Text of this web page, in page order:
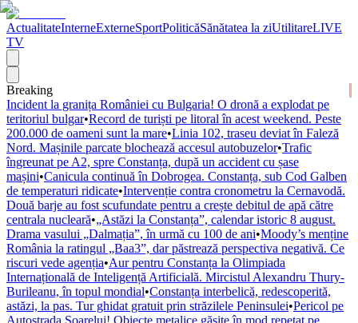
ActualitateInterneExterneSportPoliticăSănătatea la ziUtilitareLIVE
TV
Breaking
Incident la granița României cu Bulgaria! O dronă a explodat pe
teritoriul bulgar•Record de turiști pe litoral în acest weekend. Peste
200.000 de oameni sunt la mare•Linia 102, traseu deviat în Faleză
Nord. Mașinile parcate blochează accesul autobuzelor•Trafic
îngreunat pe A2, spre Constanța, după un accident cu șase
mașini•Canicula continuă în Dobrogea. Constanța, sub Cod Galben
de temperaturi ridicate•Intervenție contra cronometru la Cernavodă.
Două barje au fost scufundate pentru a crește debitul de apă către
centrala nucleară•„Astăzi la Constanța”, calendar istoric 8 august.
Drama vasului „Dalmația”, în urmă cu 100 de ani•Moody’s menține
România la ratingul „Baa3”, dar păstrează perspectiva negativă. Ce
riscuri vede agenția•Aur pentru Constanța la Olimpiada
Internațională de Inteligență Artificială. Mircistul Alexandru Thury-
Burileanu, în topul mondial•Constanța interbelică, redescoperită,
astăzi, la pas. Tur ghidat gratuit prin străzilele Peninsulei•Pericol pe
Autostrada Soarelui! Obiecte metalice găsite în mod repetat pe